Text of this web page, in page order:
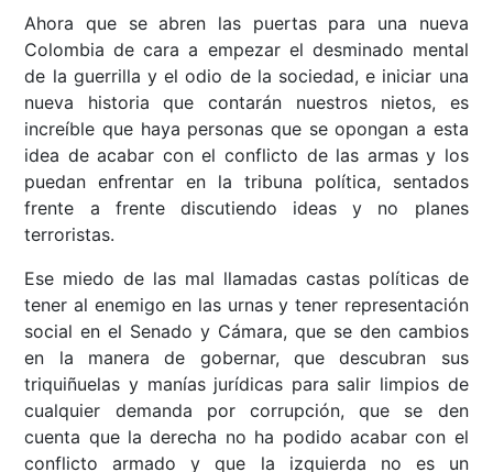
Ahora que se abren las puertas para una nueva
Colombia de cara a empezar el desminado mental
de la guerrilla y el odio de la sociedad, e iniciar una
nueva historia que contarán nuestros nietos, es
increíble que haya personas que se opongan a esta
idea de acabar con el conflicto de las armas y los
puedan enfrentar en la tribuna política, sentados
frente a frente discutiendo ideas y no planes
terroristas.
Ese miedo de las mal llamadas castas políticas de
tener al enemigo en las urnas y tener representación
social en el Senado y Cámara, que se den cambios
en la manera de gobernar, que descubran sus
triquiñuelas y manías jurídicas para salir limpios de
cualquier demanda por corrupción, que se den
cuenta que la derecha no ha podido acabar con el
conflicto armado y que la izquierda no es un